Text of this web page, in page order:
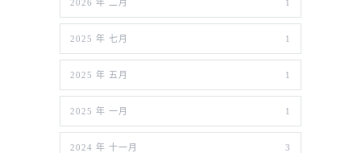
2026 年 二月 1
2025 年 七月 1
2025 年 五月 1
2025 年 一月 1
2024 年 十一月 3